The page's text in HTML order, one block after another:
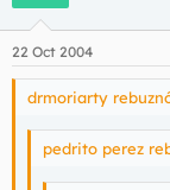
22 Oct 2004
drmoriarty
pedrito perez